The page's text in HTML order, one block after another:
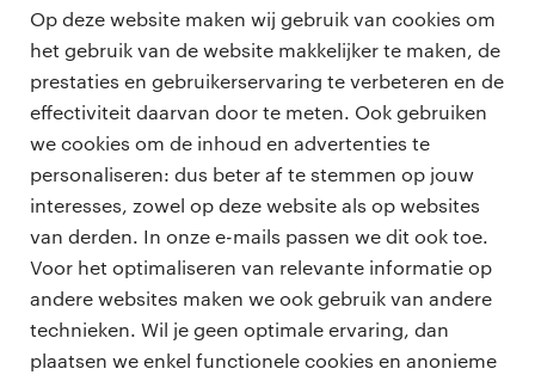
Op deze website maken wij gebruik van cookies om
het gebruik van de website makkelijker te maken, de
prestaties en gebruikerservaring te verbeteren en de
effectiviteit daarvan door te meten. Ook gebruiken
we cookies om de inhoud en advertenties te
personaliseren: dus beter af te stemmen op jouw
interesses, zowel op deze website als op websites
van derden. In onze e-mails passen we dit ook toe.
Voor het optimaliseren van relevante informatie op
andere websites maken we ook gebruik van andere
technieken. Wil je geen optimale ervaring, dan
plaatsen we enkel functionele cookies en anonieme
zeggen: “Om ook morgen aan de toekomst te
blijven bouwen, moeten we onze focus hier
verminderen om daar te kunnen herinvesteren.”
Deze actieve en moedige benadering van
middelenallocatie is absoluut cruciaal voor het
succesvol beheren van de dualiteit tussen prestaties
en transformatie.
Pijler 2: het mensgerichte mandaat:
leiden met empathie en echte
transparantie.
Personal Development).
EQ maakt transparante communicatie,
veerkracht, sterke teams en mensgerichte
resultaten mogelijk (Banking Leadership
Summit Amsterdam).
Hoe word je een leider in finance?
Neem eigenaarschap, blijf nieuwsgierig,
omarm digitale innovatie, steun je team en
leiderschapsprogramma’s
community
we helpen je graag verder.
professionals
vacatures
zzp-opdrachten
careers for expats
voor opdrachtgevers
vacature plaatsen
over ons
werken bij Randstad